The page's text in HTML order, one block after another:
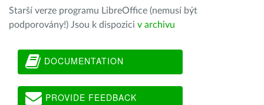
Starší verze programu LibreOffice (nemusí být
podporovány!) Jsou k dispozici v archivu
DOCUMENTATION
PROVIDE FEEDBACK